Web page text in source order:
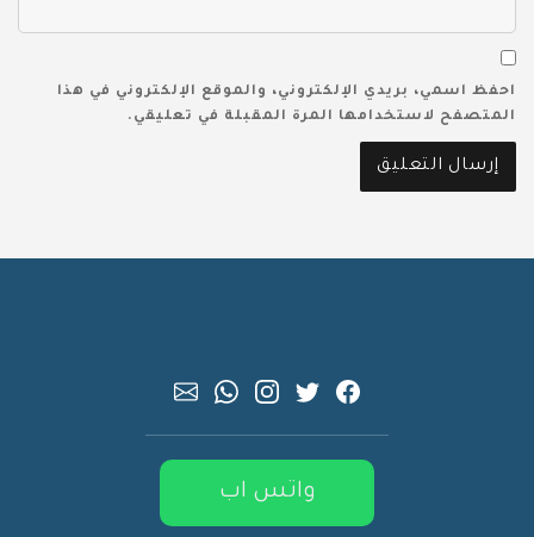
احفظ اسمي، بريدي الإلكتروني، والموقع الإلكتروني في هذا
المتصفح لاستخدامها المرة المقبلة في تعليقي.
واتس اب